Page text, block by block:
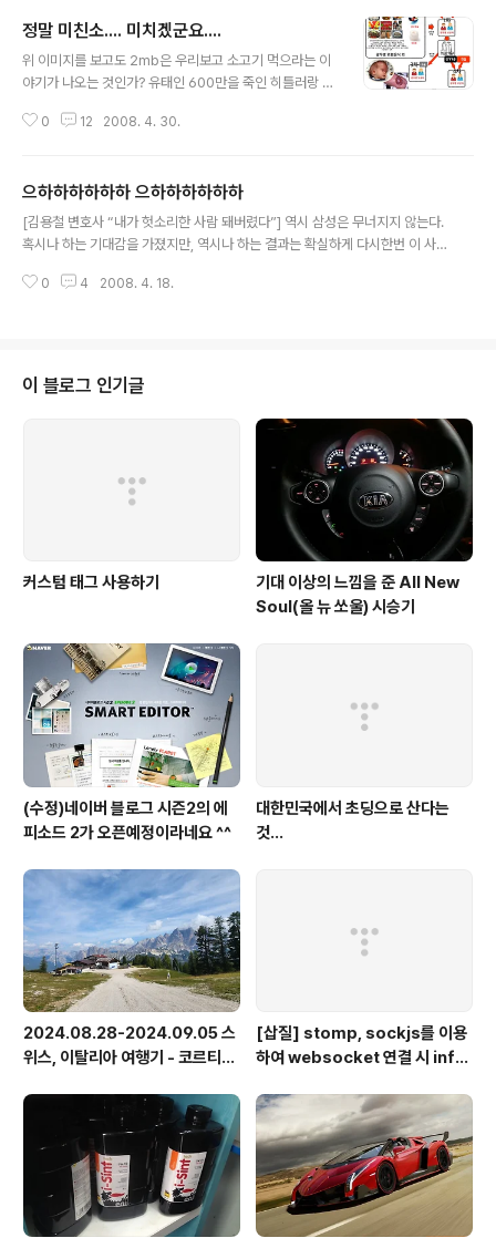
정말 미친소.... 미치겠군요....
위 이미지를 보고도 2mb은 우리보고 소고기 먹으라는 이
야기가 나오는 것인가? 유태인 600만을 죽인 히틀러랑 다
서 직접 유기농으로 농사 지으며, 풀만 먹으면서 살라는 건
다. -.-;;;
0 12 2008. 4. 30.
으하하하하하하 으하하하하하하
[김용철 변호사 “내가 헛소리한 사람 돼버렸다”] 역시 삼성은 무너지지 않는다.
혹시나 하는 기대감을 가졌지만, 역시나 하는 결과는 확실하게 다시한번 이 사
징역 10년ㆍ벌금 150억(2보)]란 기사를 보고 역시 권력을 가지고 있으면 어떤
실인지 알지 못하고 헷깔리는 경우가 대부분인데.. '유전무죄 무전유죄' 그리고
'유권무죄 무권유죄'라는 말 하나만큼은 확실히 옳은 말임을 알게 되었다..
0 4 2008. 4. 18.
이 블로그 인기글
커스텀 태그 사용하기
기대 이상의 느낌을 준 All New
Soul(올 뉴 쏘울) 시승기
(수정)네이버 블로그 시즌2의 에
피소드 2가 오픈예정이라네요 ^^
대한민국에서 초딩으로 산다는
것...
2024.08.28-2024.09.05 스
위스, 이탈리아 여행기 - 코르티나
스
[삽질] stomp, sockjs를 이용
하여 websocket 연결 시 info